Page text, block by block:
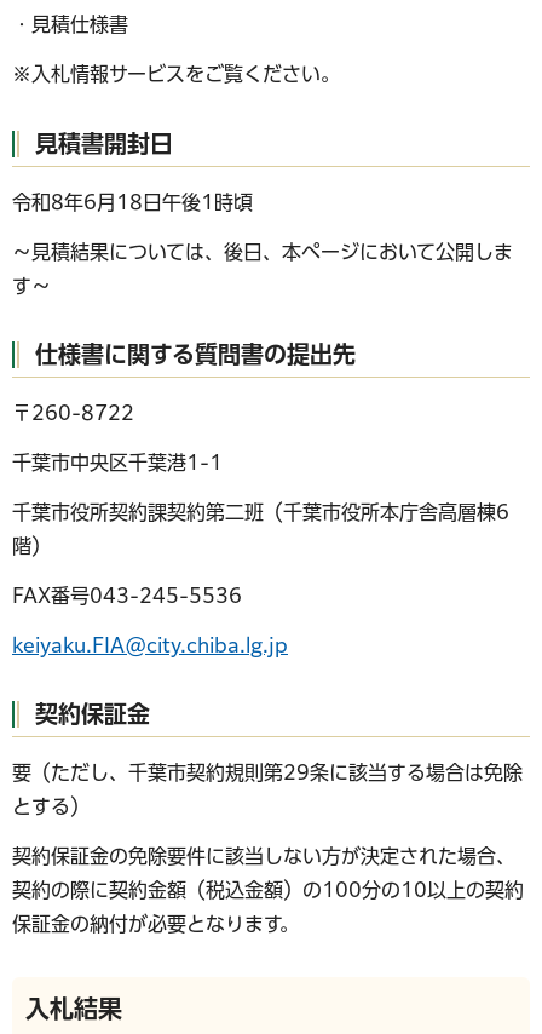
・見積仕様書
※入札情報サービスをご覧ください。
見積書開封日
令和8年6月18日午後1時頃
～見積結果については、後日、本ページにおいて公開しま
す～
仕様書に関する質問書の提出先
〒260-8722
千葉市中央区千葉港1-1
千葉市役所契約課契約第二班（千葉市役所本庁舎高層棟6
階）
FAX番号043-245-5536
keiyaku.FIA@city.chiba.lg.jp
契約保証金
要（ただし、千葉市契約規則第29条に該当する場合は免除
とする）
契約保証金の免除要件に該当しない方が決定された場合、
契約の際に契約金額（税込金額）の100分の10以上の契約
保証金の納付が必要となります。
入札結果